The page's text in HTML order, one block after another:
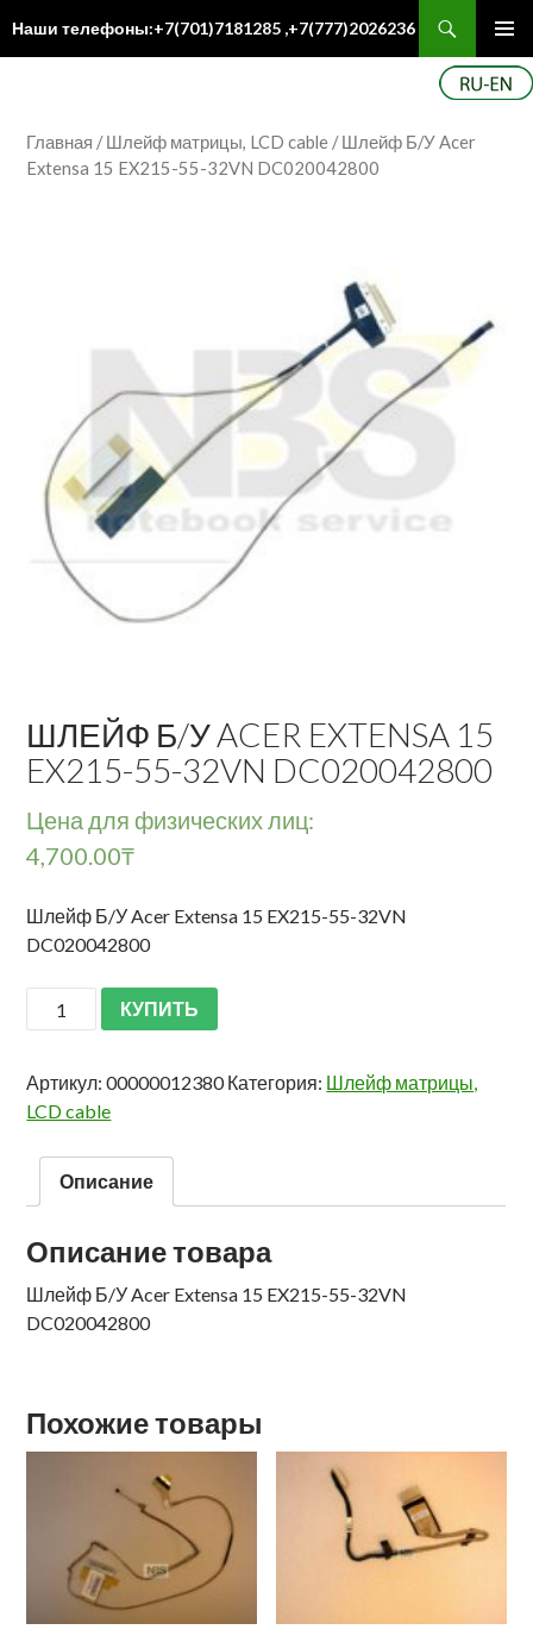
Наши телефоны:+7(701)7181285 ,+7(777)2026236
Главная /Шлейф матрицы, LCD cable / Шлейф Б/У Acer
Extensa 15 EX215-55-32VN DC020042800
ШЛЕЙФ Б/У ACER EXTENSA 15
EX215-55-32VN DC020042800
Цена для физических лиц:
4,700.00₸
Шлейф Б/У Acer Extensa 15 EX215-55-32VN
DC020042800
КУПИТЬ
Артикул:00000012380Категория: Шлейф матрицы,
LCD cable
Описание
Описание товара
Шлейф Б/У Acer Extensa 15 EX215-55-32VN
DC020042800
Похожие товары